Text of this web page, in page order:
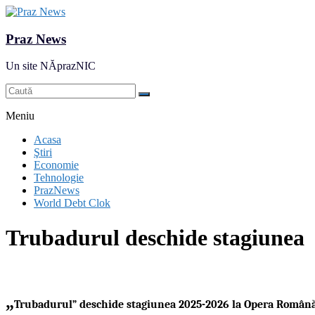
Praz News
Un site NĂprazNIC
Meniu
Acasa
Ştiri
Economie
Tehnologie
PrazNews
World Debt Clok
Trubadurul deschide stagiunea
„Trubadurul” deschide stagiunea 2025-2026 la Opera